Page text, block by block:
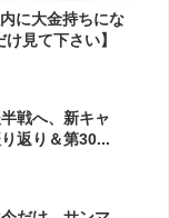
内に大金持ちにな
け見て下さい】
戦へ、新キャ
返り＆第30...